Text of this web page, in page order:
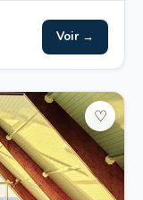
Voir →
♡